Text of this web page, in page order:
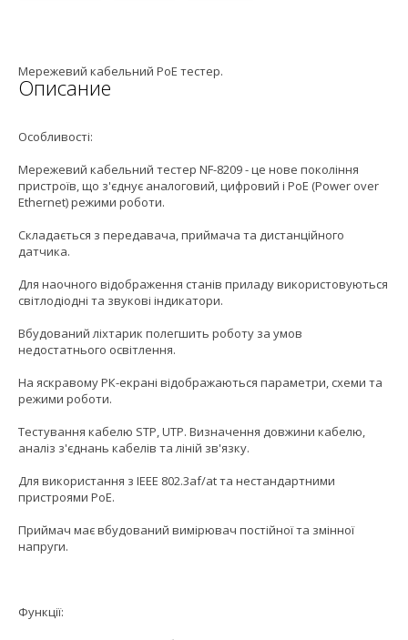
Описание
Мережевий кабельний PoE тестер.
Особливості:
Мережевий кабельний тестер NF-8209 - це нове покоління
пристроїв, що з'єднує аналоговий, цифровий і PoE (Power over
Ethernet) режими роботи.
Складається з передавача, приймача та дистанційного
датчика.
Для наочного відображення станів приладу використовуються
світлодіодні та звукові індикатори.
Вбудований ліхтарик полегшить роботу за умов
недостатнього освітлення.
На яскравому РК-екрані відображаються параметри, схеми та
режими роботи.
Тестування кабелю STP, UTP. Визначення довжини кабелю,
аналіз з'єднань кабелів та ліній зв'язку.
Для використання з IEEE 802.3af/at та нестандартними
пристроями PoE.
Приймач має вбудований вимірювач постійної та змінної
напруги.
Функції: